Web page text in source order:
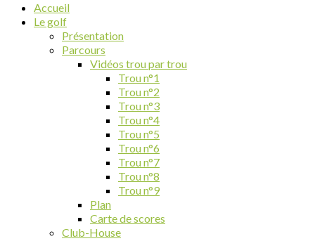
Accueil
Le golf
Présentation
Parcours
Vidéos trou par trou
Trou n°1
Trou n°2
Trou n°3
Trou n°4
Trou n°5
Trou n°6
Trou n°7
Trou n°8
Trou n°9
Plan
Carte de scores
Club-House